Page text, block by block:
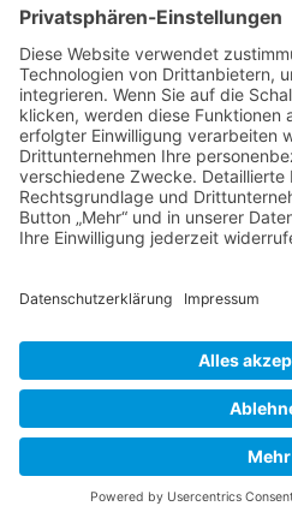
Thema wieder ganz nach
Seite des Forums holen.
entsprechenden Link
Funktion möglicherweise
der letzten Markierung ist
vergangen. Es ist auch
nach oben zu holen,
Antwort darauf schreibst.
dass du die Regeln
wird meist nicht gerne
Themen geantwortet wird.
Nach oben
Textforma
und
Thementy